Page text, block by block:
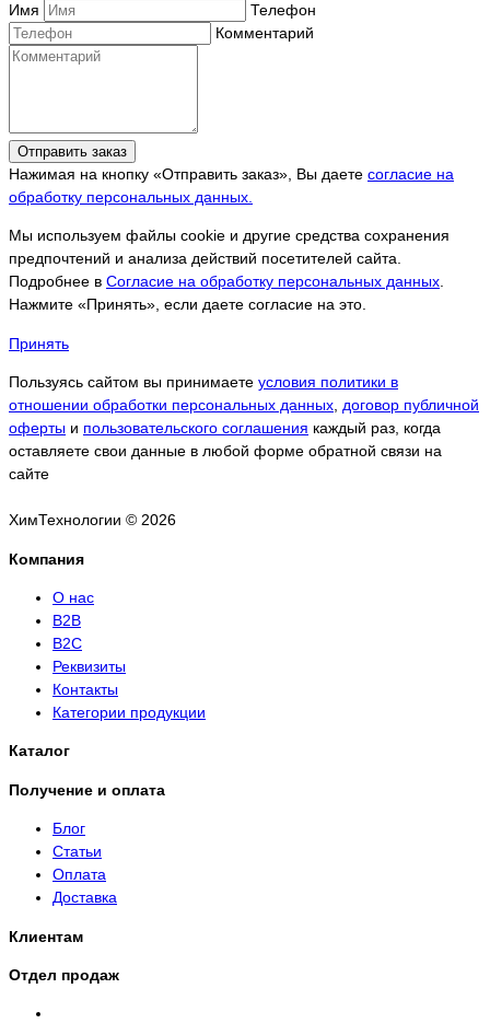
Имя
Телефон
Комментарий
Отправить заказ
Нажимая на кнопку «Отправить заказ», Вы даете согласие на
обработку персональных данных.
Мы используем файлы cookie и другие средства сохранения
предпочтений и анализа действий посетителей сайта.
Подробнее в Согласие на обработку персональных данных.
Нажмите «Принять», если даете согласие на это.
Принять
Пользуясь сайтом вы принимаете условия политики в
отношении обработки персональных данных, договор публичной
оферты и пользовательского соглашения каждый раз, когда
оставляете свои данные в любой форме обратной связи на
сайте
ХимТехнологии © 2026
Компания
О нас
B2B
B2C
Реквизиты
Контакты
Категории продукции
Каталог
Получение и оплата
Блог
Статьи
Оплата
Доставка
Клиентам
Отдел продаж